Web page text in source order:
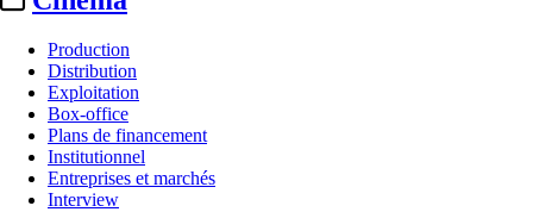
Production
Distribution
Exploitation
Box-office
Plans de financement
Institutionnel
Entreprises et marchés
Interview